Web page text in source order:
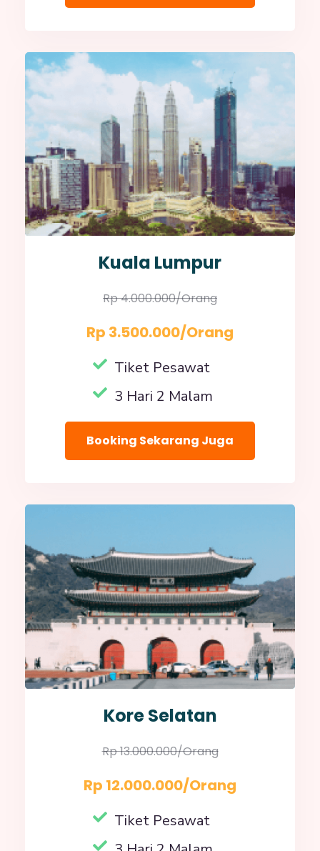
Kuala Lumpur
Rp 4.000.000/orang
Rp 3.500.000/orang
Tiket Pesawat
3 Hari 2 Malam
Booking Sekarang Juga
Kore Selatan
Rp 13.000.000/orang
Rp 12.000.000/orang
Tiket Pesawat